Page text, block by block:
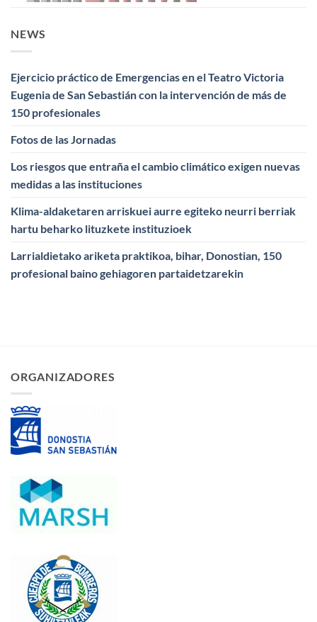
NEWS
Ejercicio práctico de Emergencias en el Teatro Victoria
Eugenia de San Sebastián con la intervención de más de
150 profesionales
Fotos de las Jornadas
Los riesgos que entraña el cambio climático exigen nuevas
medidas a las instituciones
Klima-aldaketaren arriskuei aurre egiteko neurri berriak
hartu beharko lituzkete instituzioek
Larrialdietako ariketa praktikoa, bihar, Donostian, 150
profesional baino gehiagoren partaidetzarekin
ORGANIZADORES